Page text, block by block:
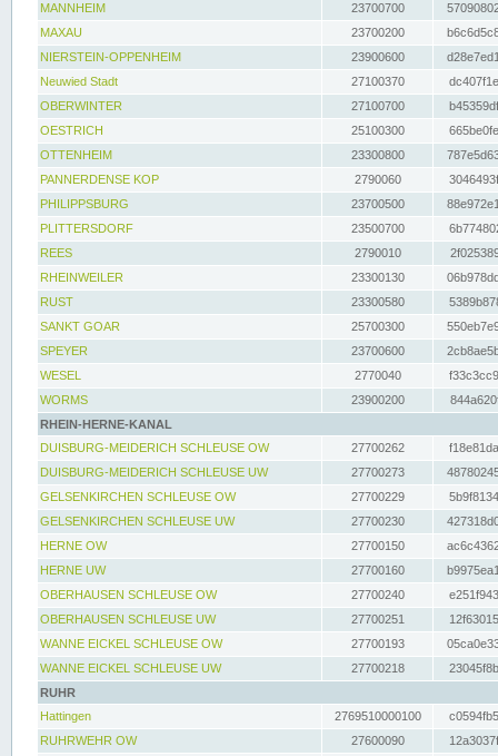
MANNHEIM
23700700
MAXAU
23700200
NIERSTEIN-OPPENHEIM
23900600
Neuwied Stadt
27100370
OBERWINTER
27100700
OESTRICH
25100300
OTTENHEIM
23300800
PANNERDENSE KOP
2790060
PHILIPPSBURG
23700500
PLITTERSDORF
23500700
REES
2790010
RHEINWEILER
23300130
RUST
23300580
SANKT GOAR
25700300
SPEYER
23700600
WESEL
2770040
WORMS
23900200
RHEIN-HERNE-KANAL
DUISBURG-MEIDERICH SCHLEUSE OW
27700262
DUISBURG-MEIDERICH SCHLEUSE UW
27700273
GELSENKIRCHEN SCHLEUSE OW
27700229
GELSENKIRCHEN SCHLEUSE UW
27700230
HERNE OW
27700150
HERNE UW
27700160
OBERHAUSEN SCHLEUSE OW
27700240
OBERHAUSEN SCHLEUSE UW
27700251
WANNE EICKEL SCHLEUSE OW
27700193
WANNE EICKEL SCHLEUSE UW
27700218
RUHR
Hattingen
2769510000100
RUHRWEHR OW
27600090